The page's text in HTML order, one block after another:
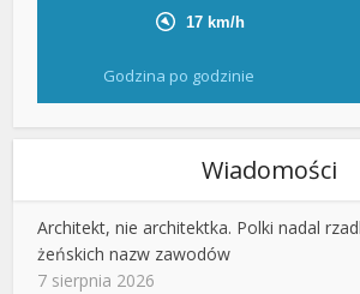
Godzina po godzinie
Wiadomości
Architekt, nie architektka. Polki nadal
żeńskich nazw zawodów
7 sierpnia 2026